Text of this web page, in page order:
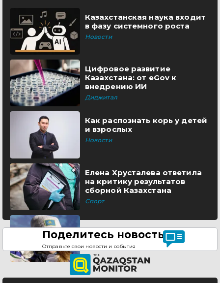
Казахстанская наука входит
в фазу системного роста
Новости
Цифровое развитие
Казахстана: от eGov к
внедрению ИИ
Диджитал
Как распознать корь у детей
и взрослых
Новости
Елена Хрусталева ответила
на критику результатов
сборной Казахстана
Спорт
Поделитесь новостью
Отправьте свои новости и события